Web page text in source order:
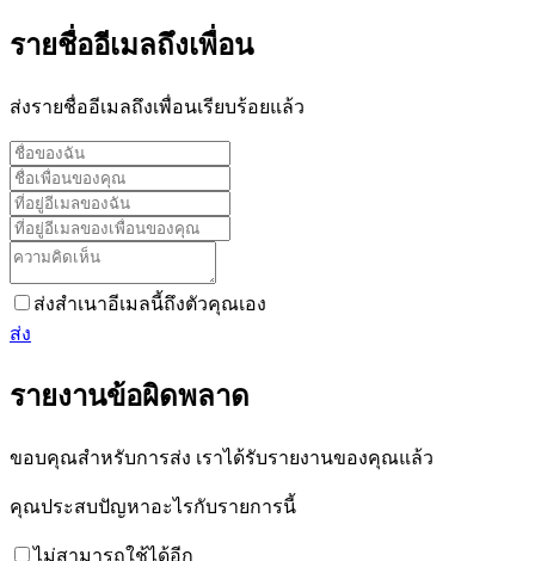
รายชื่ออีเมลถึงเพื่อน
ส่งรายชื่ออีเมลถึงเพื่อนเรียบร้อยแล้ว
ส่งสำเนาอีเมลนี้ถึงตัวคุณเอง
ส่ง
รายงานข้อผิดพลาด
ขอบคุณสำหรับการส่ง เราได้รับรายงานของคุณแล้ว
คุณประสบปัญหาอะไรกับรายการนี้
ไม่สามารถใช้ได้อีก